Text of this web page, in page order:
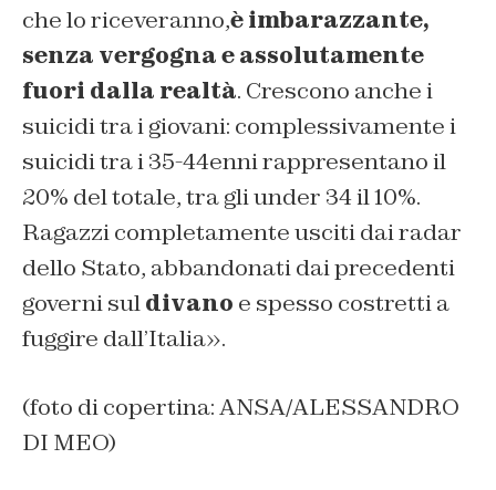
che lo riceveranno,è imbarazzante,
senza vergogna e assolutamente
fuori dalla realtà. Crescono anche i
suicidi tra i giovani: complessivamente i
suicidi tra i 35-44enni rappresentano il
20% del totale, tra gli under 34 il 10%.
Ragazzi completamente usciti dai radar
dello Stato, abbandonati dai precedenti
governi suldivano e spesso costretti a
fuggire dall’Italia».
(foto di copertina: ANSA/ALESSANDRO
DI MEO)